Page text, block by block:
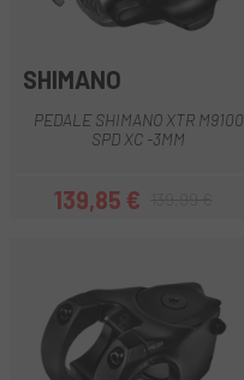
SHIMANO
PEDALE SHIMANO XTR M9100
SPD XC -3MM
Prezzo
139,85 €Prezzo base